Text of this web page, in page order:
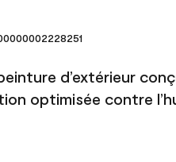
d’extérieur
optimisée contre